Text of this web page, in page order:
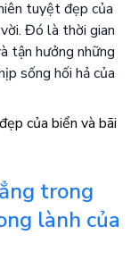
tuyệt đẹp của
Đó là thời gian
tận hưởng những
sống hối hả của
trong
lành của